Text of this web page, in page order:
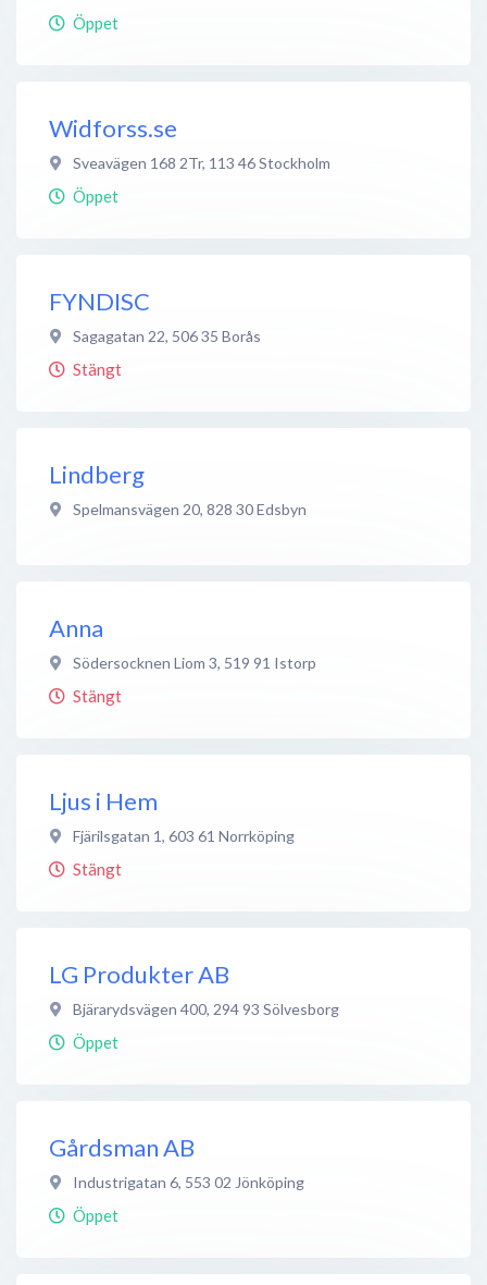
Öppet
Widforss.se
Sveavägen 168 2Tr, 113 46Stockholm
Öppet
FYNDISC
Sagagatan 22, 506 35 Borås
Stängt
Lindberg
Spelmansvägen 20, 828 30Edsbyn
Anna
Södersocknen Liom 3, 519 91 Istorp
Stängt
Ljus i Hem
Fjärilsgatan 1, 603 61 Norrköping
Stängt
LG Produkter AB
Bjärarydsvägen 400, 294 93 Sölvesborg
Öppet
Gårdsman AB
Industrigatan 6, 553 02 Jönköping
Öppet